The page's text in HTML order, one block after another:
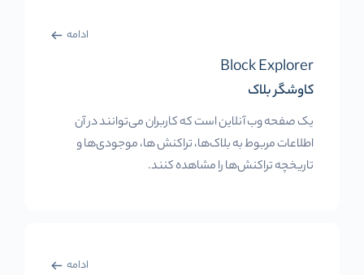
ادامه
Block Explorer
کاوشگر بلاک
یک صفحه وب آنلاین است که کاربران می‌توانند در آن
اطلاعات مربوط به بلاک‌ها، تراکنش ها، موجودی‌ها و
تاریخچه تراکنش‌ها را مشاهده کنند.
ادامه